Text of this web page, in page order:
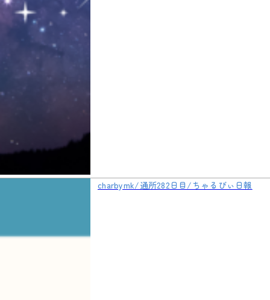
charbymk/通所282日目/ちゃるびぃ日報